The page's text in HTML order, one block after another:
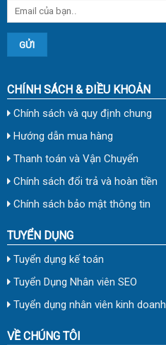
CHÍNH SÁCH & ĐIỀU KHOẢN
Chính sách và quy định chung
Hướng dẫn mua hàng
Thanh toán và Vận Chuyển
Chính sách đổi trả và hoàn tiền
Chính sách bảo mật thông tin
TUYỂN DỤNG
Tuyển dụng kế toán
Tuyển Dụng Nhân viên SEO
Tuyển dụng nhân viên kinh doanh
VỀ CHÚNG TÔI